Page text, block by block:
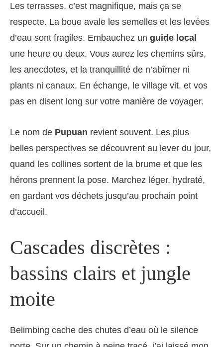
Les terrasses, c’est magnifique, mais ça se
respecte. La boue avale les semelles et les levées
d’eau sont fragiles. Embauchez un guide local
une heure ou deux. Vous aurez les chemins sûrs,
les anecdotes, et la tranquillité de n’abîmer ni
plants ni canaux. En échange, le village vit, et vos
pas en disent long sur votre manière de voyager.
Le nom de Pupuan revient souvent. Les plus
belles perspectives se découvrent au lever du jour,
quand les collines sortent de la brume et que les
hérons prennent la pose. Marchez léger, hydraté,
en gardant vos déchets jusqu’au prochain point
d’accueil.
Cascades discrètes :
bassins clairs et jungle
moite
Belimbing cache des chutes d’eau où le silence